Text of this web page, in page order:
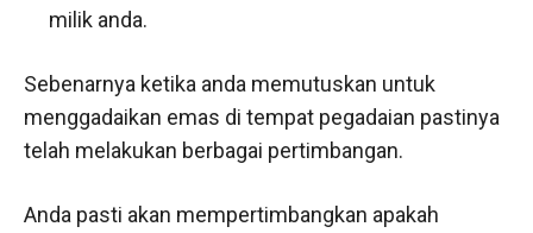
milik anda.
Sebenarnya ketika anda memutuskan untuk
menggadaikan emas di tempat pegadaian pastinya
telah melakukan berbagai pertimbangan.
Anda pasti akan mempertimbangkan apakah